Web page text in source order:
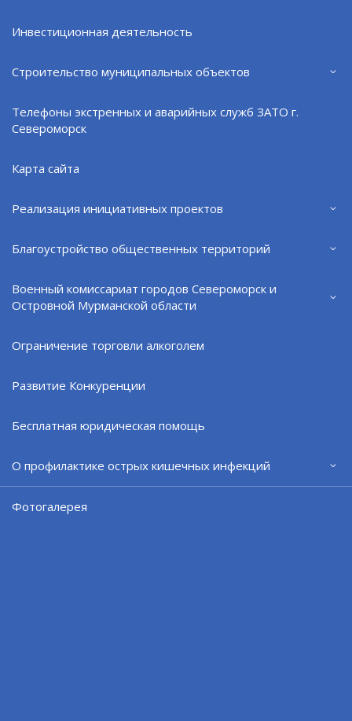
Инвестиционная деятельность
Строительство муниципальных объектов
Телефоны экстренных и аварийных служб ЗАТО г.
Североморск
Карта сайта
Реализация инициативных проектов
Благоустройство общественных территорий
Военный комиссариат городов Североморск и
Островной Мурманской области
Ограничение торговли алкоголем
Развитие Конкуренции
Бесплатная юридическая помощь
О профилактике острых кишечных инфекций
Фотогалерея
«Северное долголетие»: адреса учреждений
09.07.25
Внимание: стрельбы в пгт Сафоново